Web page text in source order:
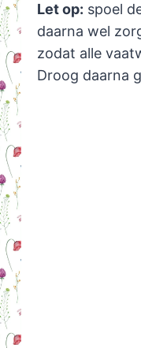
Let op: spoel
daarna wel
zodat alle
Droog daarna